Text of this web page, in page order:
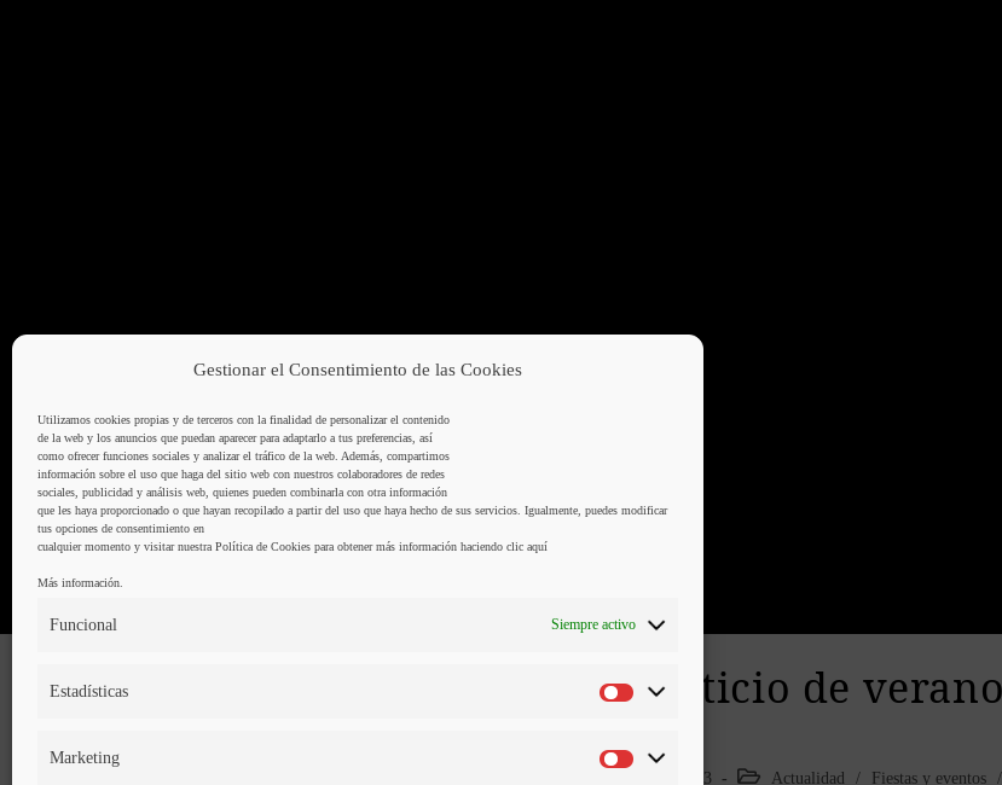
Gestionar el Consentimiento de las Cookies
Utilizamos cookies propias y de terceros con la finalidad de personalizar el contenido
de la web y los anuncios que puedan aparecer para adaptarlo a tus preferencias, así
como ofrecer funciones sociales y analizar el tráfico de la web. Además, compartimos
información sobre el uso que haga del sitio web con nuestros colaboradores de redes
sociales, publicidad y análisis web, quienes pueden combinarla con otra información
que les haya proporcionado o que hayan recopilado a partir del uso que haya hecho de sus servicios. Igualmente, puedes modificar
tus opciones de consentimiento en
cualquier momento y visitar nuestra Política de Cookies para obtener más información haciendo clic aquí
Más información.
Funcional Siempre activo
Estadísticas
Marketing
Solsticio de verano
9 de junio de 2023 Actualidad / Fiestas y eventos /